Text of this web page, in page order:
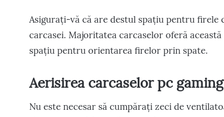
Asigurați-vă că are destul spațiu pentru
carcasei. Majoritatea carcaselor oferă
spațiu pentru orientarea firelor prin spate.
Aerisirea carcaselor pc gaming
Nu este necesar să cumpărați zeci de